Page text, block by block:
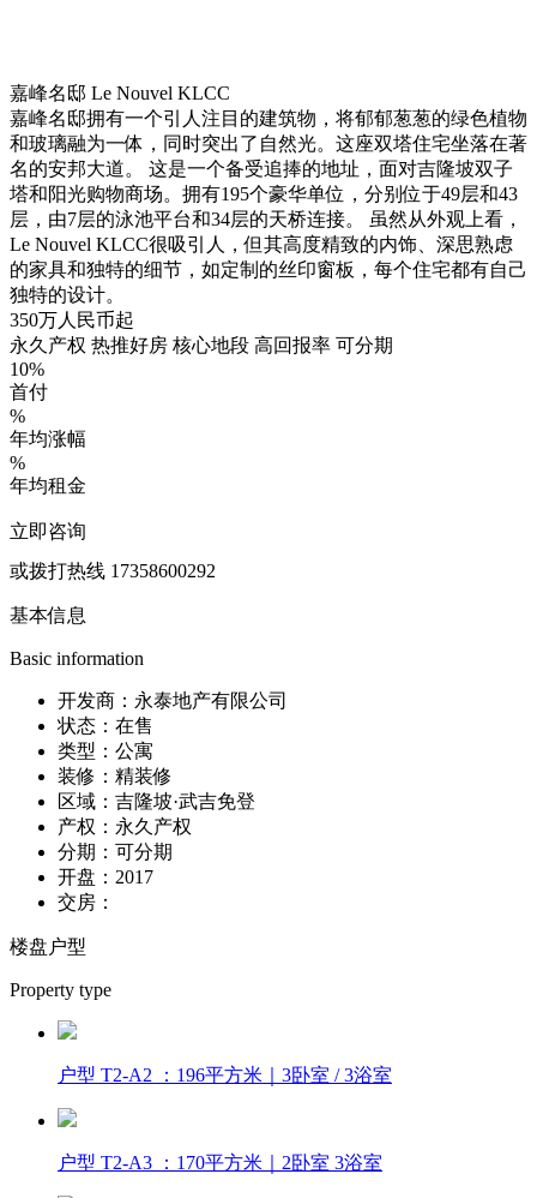
嘉峰名邸 Le Nouvel KLCC
嘉峰名邸拥有一个引人注目的建筑物，将郁郁葱葱的绿色植物
和玻璃融为一体，同时突出了自然光。这座双塔住宅坐落在著
名的安邦大道。 这是一个备受追捧的地址，面对吉隆坡双子
塔和阳光购物商场。拥有195个豪华单位，分别位于49层和43
层，由7层的泳池平台和34层的天桥连接。 虽然从外观上看，
Le Nouvel KLCC很吸引人，但其高度精致的内饰、深思熟虑
的家具和独特的细节，如定制的丝印窗板，每个住宅都有自己
独特的设计。
350万人民币起
永久产权 热推好房 核心地段 高回报率 可分期
10%
首付
%
年均涨幅
%
年均租金
立即咨询
或拨打热线 17358600292
基本信息
Basic information
开发商： 永泰地产有限公司
状态： 在售
类型： 公寓
装修： 精装修
区域： 吉隆坡·武吉免登
产权： 永久产权
分期： 可分期
开盘： 2017
交房：
楼盘户型
Property type
户型 T2-A2 ：196平方米｜3卧室 / 3浴室
户型 T2-A3 ：170平方米｜2卧室 3浴室